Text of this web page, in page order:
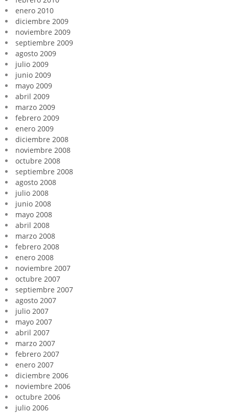
enero 2010
diciembre 2009
noviembre 2009
septiembre 2009
agosto 2009
julio 2009
junio 2009
mayo 2009
abril 2009
marzo 2009
febrero 2009
enero 2009
diciembre 2008
noviembre 2008
octubre 2008
septiembre 2008
agosto 2008
julio 2008
junio 2008
mayo 2008
abril 2008
marzo 2008
febrero 2008
enero 2008
noviembre 2007
octubre 2007
septiembre 2007
agosto 2007
julio 2007
mayo 2007
abril 2007
marzo 2007
febrero 2007
enero 2007
diciembre 2006
noviembre 2006
octubre 2006
julio 2006